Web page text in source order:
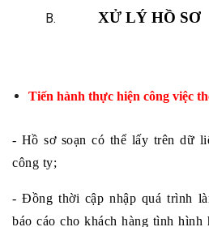
XỬ LÝ HỒ SƠ
Tiến hành thực hiện công việc
- Hồ sơ soạn có thể lấy trên dữ
công ty;
- Đồng thời cập nhập quá trình
báo cáo cho khách hàng tình hình